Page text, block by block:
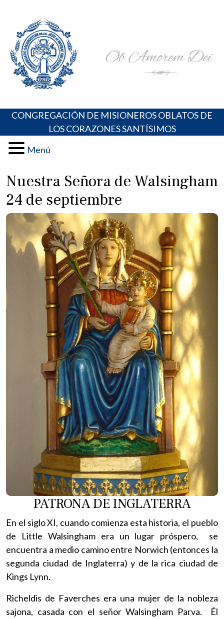
content
Portal de los Padres Oblatos. Advocaciones Marianas,
Oraciones, Música religiosa y más
CONGREGACIÓN DE MISIONEROS OBLATOS DE
LOS CORAZONES SANTÍSIMOS
Menú
Nuestra Señora de Walsingham
24 de septiembre
PATRONA DE INGLATERRA
En el siglo XI, cuando comienza esta historia, el pueblo
de Little Walsingham era un lugar próspero, se
encuentra a medio camino entre Norwich (entonces la
segunda ciudad de Inglaterra) y de la rica ciudad de
Kings Lynn.
Richeldis de Faverches era una mujer de la nobleza
sajona, casada con el señor Walsingham Parva. Él